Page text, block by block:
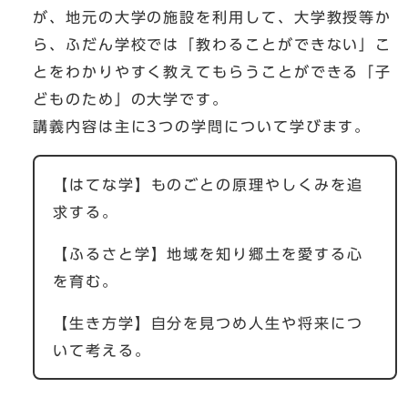
が、地元の大学の施設を利用して、大学教授等か
ら、ふだん学校では「教わることができない」こ
とをわかりやすく教えてもらうことができる「子
どものため」の大学です。
講義内容は主に3つの学問について学びます。
【はてな学】ものごとの原理やしくみを追
求する。
【ふるさと学】地域を知り郷土を愛する心
を育む。
【生き方学】自分を見つめ人生や将来につ
いて考える。